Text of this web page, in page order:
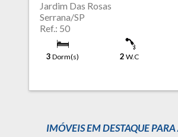
Jardim Das Rosas
Serrana/SP
Ref.: 50
3 Dorm(s) 2 W.C
IMÓVEIS EM DESTAQUE